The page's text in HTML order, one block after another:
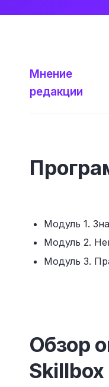
Мнение
редакции
Модуль 1.
Модуль 2.
Модуль 3.
Обзор
Skillbox